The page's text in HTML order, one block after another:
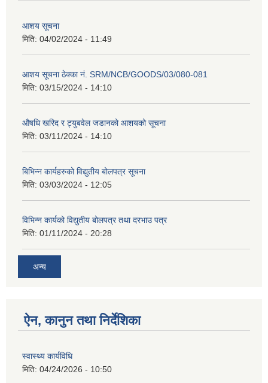
आशय सूचना
मिति: 04/02/2024 - 11:49
आशय सूचना ठेक्का नं. SRM/NCB/GOODS/03/080-081
मिति: 03/15/2024 - 14:10
औषधि खरिद र ट्युबवेल जडानको आशयको सूचना
मिति: 03/11/2024 - 14:10
बिभिन्न कार्यहरुको विद्युतीय बोलपत्र सूचना
मिति: 03/03/2024 - 12:05
विभिन्न कार्यको विद्युतीय बोलपत्र तथा दरभाउ पत्र
मिति: 01/11/2024 - 20:28
अन्य
ऐन, कानुन तथा निर्देशिका
स्वास्थ्य कार्यविधि
मिति: 04/24/2026 - 10:50